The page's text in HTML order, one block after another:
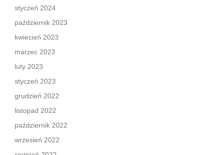
styczeń 2024
październik 2023
kwiecień 2023
marzec 2023
luty 2023
styczeń 2023
grudzień 2022
listopad 2022
październik 2022
wrzesień 2022